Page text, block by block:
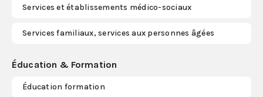
Services et établissements médico-sociaux
Services familiaux, services aux personnes âgées
Éducation & Formation
Éducation formation